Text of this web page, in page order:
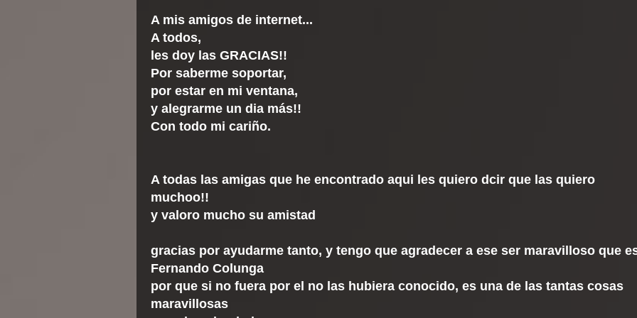
A mis amigos de internet...
A todos,
les doy las GRACIAS!!
Por saberme soportar,
por estar en mi ventana,
y alegrarme un dia más!!
Con todo mi cariño.
A todas las amigas que he encontrado aqui les quiero dcir que las quiero
muchoo!!
y valoro mucho su amistad
gracias por ayudarme tanto, y tengo que agradecer a ese ser maravilloso que
Fernando Colunga
por que si no fuera por el no las hubiera conocido, es una de las tantas cosas
maravillosas